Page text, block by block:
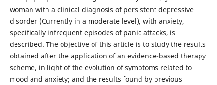
woman with a clinical diagnosis of persistent depressive
disorder (Currently in a moderate level), with anxiety,
specifically infrequent episodes of panic attacks, is
described. The objective of this article is to study the results
obtained after the application of an evidence-based therapy
scheme, in light of the evolution of symptoms related to
mood and anxiety; and the results found by previous